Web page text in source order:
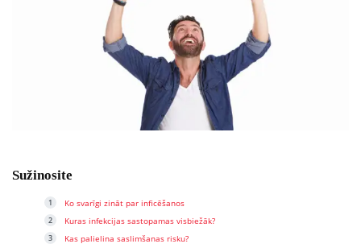
Sužinosite
Ko svarīgi zināt par inficēšanos
Kuras infekcijas sastopamas visbiežāk?
Kas palielina saslimšanas risku?